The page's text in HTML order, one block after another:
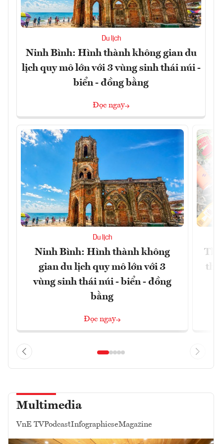
Du lịch
Ninh Bình: Hình thành không gian du
lịch quy mô lớn với 3 vùng sinh thái núi -
biển - đồng bằng
Đọc ngay
Du lịch
Ninh Bình: Hình thành không
gian du lịch quy mô lớn với 3
vùng sinh thái núi - biển - đồng
bằng
Đọc ngay
Multimedia
VnE TVPodcastInfographicseMagazine